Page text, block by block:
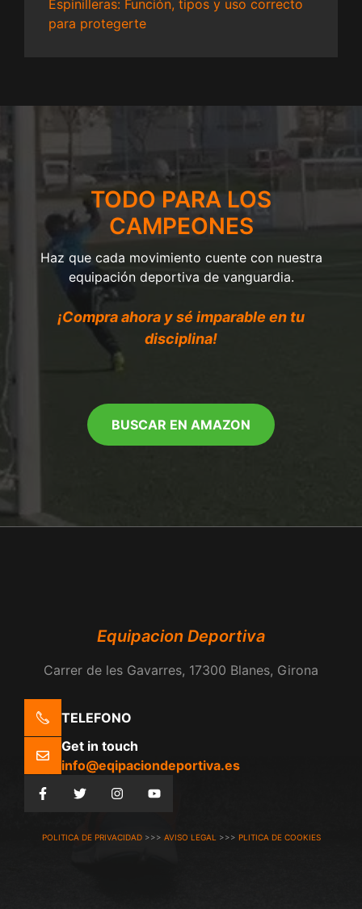
Espinilleras: Función, tipos y uso correcto
para protegerte
TODO PARA LOS
CAMPEONES
Haz que cada movimiento cuente con nuestra
equipación deportiva de vanguardia.
¡Compra ahora y sé imparable en tu
disciplina!
BUSCAR EN AMAZON
Equipacion Deportiva
Carrer de les Gavarres, 17300 Blanes, Girona
TELEFONO
Get in touch
info@eqipaciondeportiva.es
POLITICA DE PRIVACIDAD>>> AVISO LEGAL >>> PLITICA DE COOKIES